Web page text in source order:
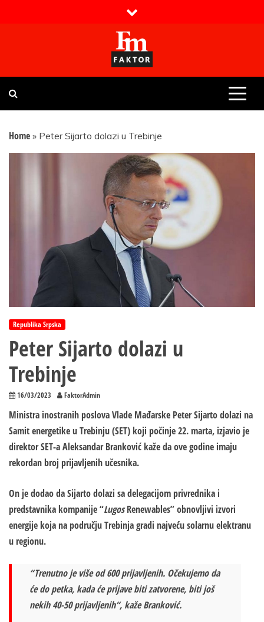
Faktor magazin
Uvijek presudan
Home » Peter Sijarto dolazi u Trebinje
Republika Srpska
Peter Sijarto dolazi u
Trebinje
16/03/2023 FaktorAdmin
Ministra inostranih poslova Vlade Mađarske Peter Sijarto dolazi na
Samit energetike u Trebinju (SET) koji počinje 22. marta, izjavio je
direktor SET-a Aleksandar Branković kaže da ove godine imaju
rekordan broj prijavljenih učesnika.
On je dodao da Sijarto dolazi sa delegacijom privrednika i
predstavnika kompanije “LugosRenewables” obnovljivi izvori
energije koja na području Trebinja gradi najveću solarnu elektranu
u regionu.
“Trenutno je više od 600 prijavljenih. Očekujemo da
će do petka, kada će prijave biti zatvorene, biti još
nekih 40-50 prijavljenih“, kaže Branković.